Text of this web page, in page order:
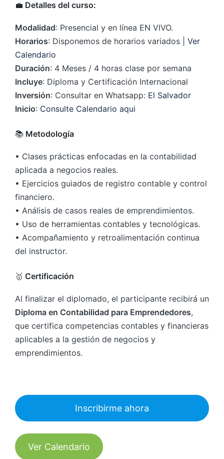
💼 Detalles del curso:
Modalidad: Presencial y en línea EN VIVO.
Horarios: Disponemos de horarios variados | Ver
Calendario
Duración: 4 Meses / 4 horas clase por semana
Incluye: Diploma y Certificación Internacional
Inversión: Consultar en Whatsapp: El Salvador
Inicio: Consulte Calendario aqui
📚 Metodología
• Clases prácticas enfocadas en la contabilidad
aplicada a negocios reales.
• Ejercicios guiados de registro contable y control
financiero.
• Análisis de casos reales de emprendimientos.
• Uso de herramientas contables y tecnológicas.
• Acompañamiento y retroalimentación continua
del instructor.
🥇 Certificación
Al finalizar el diplomado, el participante recibirá un
Diploma en Contabilidad para Emprendedores,
que certifica competencias contables y financieras
aplicables a la gestión de negocios y
emprendimientos.
Inscribirme ahora
Ver Calendario